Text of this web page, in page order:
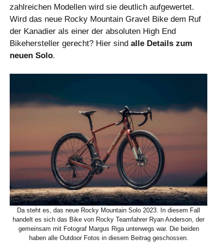
zahlreichen Modellen wird sie deutlich aufgewertet.
Wird das neue Rocky Mountain Gravel Bike dem Ruf
der Kanadier als einer der absoluten High End
Bikehersteller gerecht? Hier sind alle Details zum
neuen Solo.
Da steht es, das neue Rocky Mountain Solo 2023. In diesem Fall
handelt es sich das Bike von Rocky Teamfahrer Ryan Anderson, der
gemeinsam mit Fotograf Margus Riga unterwegs war. Die beiden
haben alle Outdoor Fotos in diesem Beitrag geschossen.